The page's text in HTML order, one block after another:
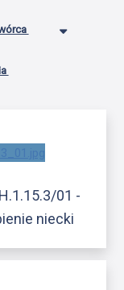
01 -
niecki